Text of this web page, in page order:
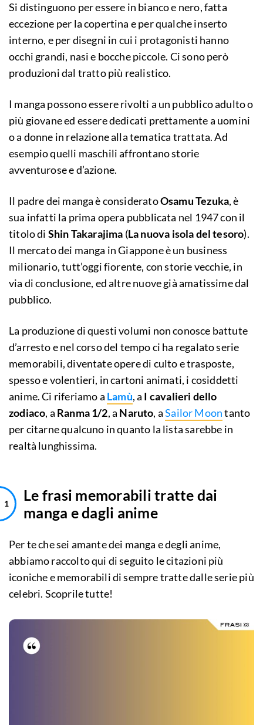
Si distinguono per essere in bianco e nero, fatta
eccezione per la copertina e per qualche inserto
interno, e per disegni in cui i protagonisti hanno
occhi grandi, nasi e bocche piccole. Ci sono però
produzioni dal tratto più realistico.
I manga possono essere rivolti a un pubblico adulto o
più giovane ed essere dedicati prettamente a uomini
o a donne in relazione alla tematica trattata. Ad
esempio quelli maschili affrontano storie
avventurose e d’azione.
Il padre dei manga è consideratoOsamu Tezuka, è
sua infatti la prima opera pubblicata nel 1947 con il
titolo di Shin Takarajima (La nuova isola del tesoro).
Il mercato dei manga in Giappone è un business
milionario, tutt’oggi fiorente, con storie vecchie, in
via di conclusione, ed altre nuove già amatissime dal
pubblico.
La produzione di questi volumi non conosce battute
d’arresto e nel corso del tempo ci ha regalato serie
memorabili, diventate opere di culto e trasposte,
spesso e volentieri, in cartoni animati, i cosiddetti
anime. Ci riferiamo a Lamù, a I cavalieri dello
zodiaco, a Ranma 1/2, a Naruto, aSailor Moontanto
per citarne qualcuno in quanto la lista sarebbe in
realtà lunghissima.
Le frasi memorabili tratte dai
manga e dagli anime
Per te che sei amante dei manga e degli anime,
abbiamo raccolto qui di seguito le citazioni più
iconiche e memorabili di sempre tratte dalle serie più
celebri. Scoprile tutte!